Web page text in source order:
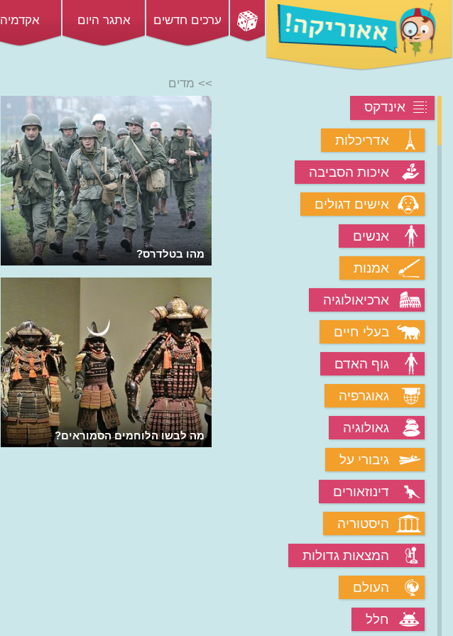
ערכים חדשים אתגר היום אקדמיה
אינדקס
אדריכלות
איכות הסביבה
אישים דגולים
אנשים
אמנות
ארכיאולוגיה
בעלי חיים
גוף האדם
גאוגרפיה
גאולוגיה
גיבורי על
דינוזאורים
היסטוריה
המצאות גדולות
העולם
חלל
>> מדים
מהו בטלדרס?
מה לבשו הלוחמים הסמוראים?